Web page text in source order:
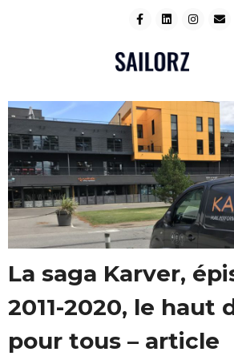
La saga Karver,
2011-2020, le haut
pour tous – article